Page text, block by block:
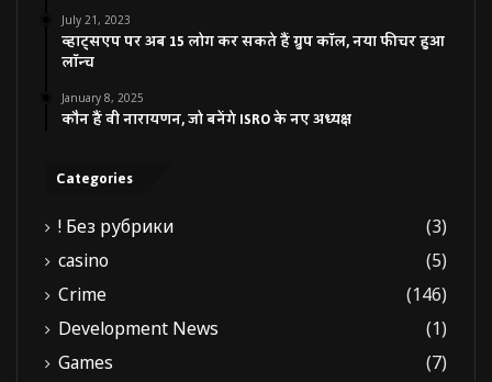
July 21, 2023
व्हाट्सएप पर अब 15 लोग कर सकते हैं ग्रुप कॉल, नया फीचर हुआ
लॉन्च
January 8, 2025
कौन हैं वी नारायणन, जो बनेंगे ISRO के नए अध्यक्ष
Categories
! Без рубрики
(3)
casino
(5)
Crime
(146)
Development News
(1)
Games
(7)